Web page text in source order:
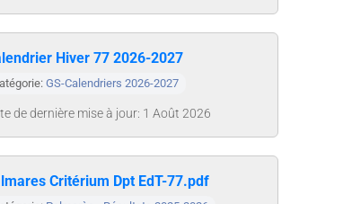
Hiver 77 2026-2027
GS-Calendriers 2026-2027
de dernière mise à jour: 1 Août 2026
Critérium Dpt EdT-77.pdf